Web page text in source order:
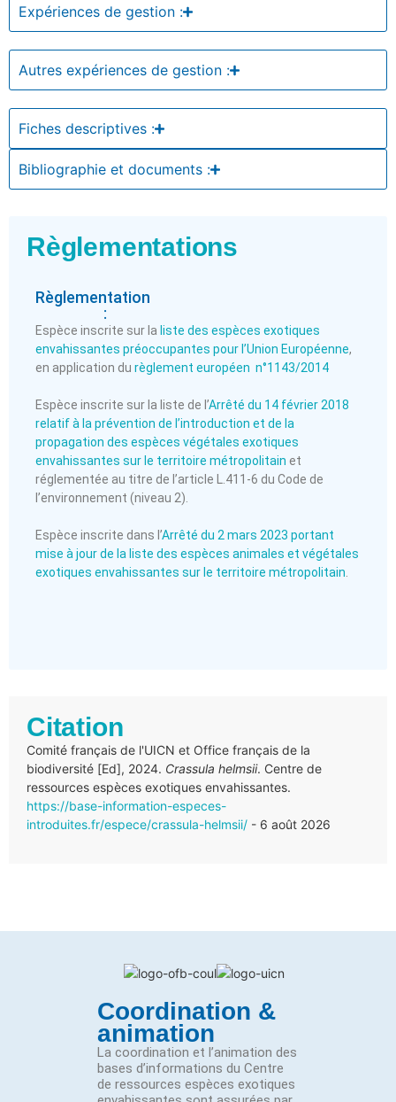
Expériences de gestion :
Autres expériences de gestion :
Fiches descriptives :
Bibliographie et documents :
Règlementations
Règlementation
:
Espèce inscrite sur la liste des espèces exotiques
envahissantes préoccupantes pour l’Union Européenne,
en application du règlement européen n°1143/2014
Espèce inscrite sur la liste de l’Arrêté du 14 février 2018
relatif à la prévention de l’introduction et de la
propagation des espèces végétales exotiques
envahissantes sur le territoire métropolitain et
réglementée au titre de l’article L.411-6 du Code de
l’environnement (niveau 2).
Espèce inscrite dans l’Arrêté du 2 mars 2023 portant
mise à jour de la liste des espèces animales et végétales
exotiques envahissantes sur le territoire métropolitain
Citation
Comité français de l'UICN et Office français de la
biodiversité [Ed], 2024. Crassula helmsii. Centre de
ressources espèces exotiques envahissantes.
https://base-information-especes-
introduites.fr/espece/crassula-helmsii/ - 6 août 2026
Coordination &
animation
La coordination et l’animation des
bases d’informations du Centre
de ressources espèces exotiques